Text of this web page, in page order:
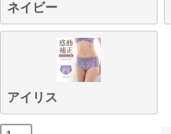
ネイビー
アイリス